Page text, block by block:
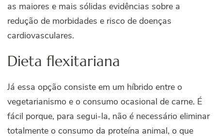
as maiores e mais sólidas evidências sobre a
redução de morbidades e risco de doenças
cardiovasculares.
Dieta flexitariana
Já essa opção consiste em um híbrido entre o
vegetarianismo e o consumo ocasional de carne. É
fácil porque, para segui-la, não é necessário eliminar
totalmente o consumo da proteína animal, o que